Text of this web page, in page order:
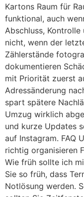
Kartons Raum für
funktional, auch
Abschluss,
nicht, wenn der
Zählerstände
dokumentieren
mit Priorität zuerst
Adressänderung
spart spätere
Umzug wirklich
und kurze Updates
auf Instagram. FAQ
richtig organisieren
Wie früh sollte ich
Sie so früh, dass
Notlösung werden.